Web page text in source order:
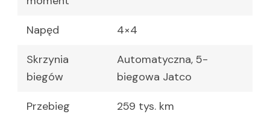
Napęd 4×4
Skrzynia
biegów
Automatyczna, 5-
biegowa Jatco
Przebieg 259 tys. km